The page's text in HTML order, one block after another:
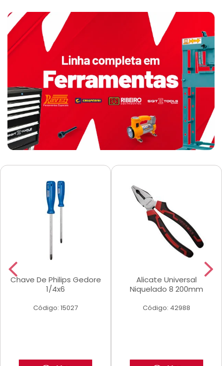
Chave De Philips Gedore
1/4x6
Código: 15027
Alicate Universal
Niquelado 8 200mm
Código: 42988